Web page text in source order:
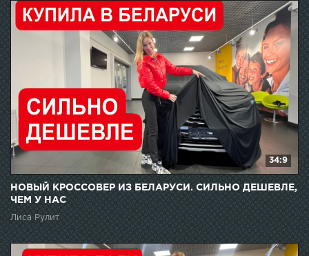
34:9
НОВЫЙ КРОССОВЕР ИЗ БЕЛАРУСИ. СИЛЬНО ДЕШЕВЛЕ,
ЧЕМ У НАС
Лиса Рулит